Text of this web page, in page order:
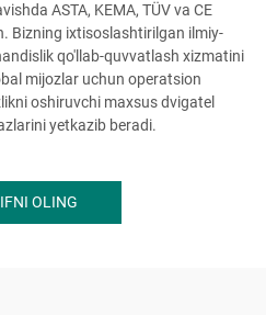
ASTA, KEMA, TÜV va CE
Bizning ixtisoslashtirilgan ilmiy-
qo'llab-quvvatlash xizmatini
mijozlar uchun operatsion
oshiruvchi maxsus dvigatel
yetkazib beradi.
OLING